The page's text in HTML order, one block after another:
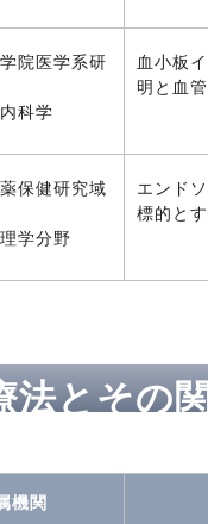
院医学系研
科学
血小板
明と血
保健研究域
学分野
エンド
標的と
法とその
機関